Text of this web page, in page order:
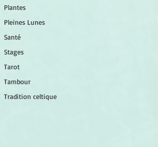
Plantes
Pleines Lunes
Santé
Stages
Tarot
Tambour
Tradition celtique